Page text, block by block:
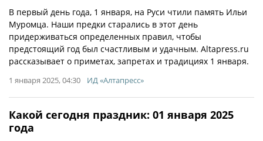
В первый день года, 1 января, на Руси чтили память Ильи
Муромца. Наши предки старались в этот день
придерживаться определенных правил, чтобы
предстоящий год был счастливым и удачным. Altapress.ru
рассказывает о приметах, запретах и традициях 1 января.
1 января 2025, 04:30 ИД «Алтапресс»
Какой сегодня праздник: 01 января 2025
года